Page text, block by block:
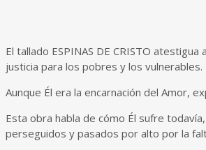
El tallado ESPINAS DE CRISTO
justicia para los pobres y los vulnerables.
Aunque Él era la encarnación del Amor,
Esta obra habla de cómo Él sufre
perseguidos y pasados por alto por la